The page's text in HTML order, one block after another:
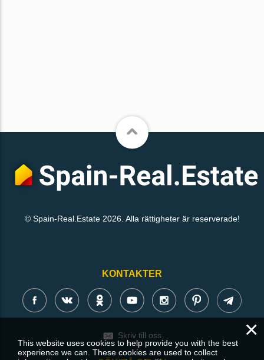
© Spain-Real.Estate 2026. Alla rättigheter är reserverade!
KONTAKTER
Skriv till oss ×
This website uses cookies to help provide you with the best
experience we can. These cookies are used to collect